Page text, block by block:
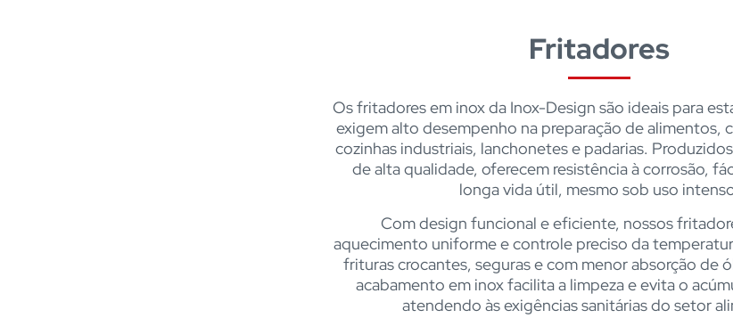
Fritadores
Os fritadores em inox da Inox-Design são ideais para
exigem alto desempenho na preparação de alimentos,
cozinhas industriais, lanchonetes e padarias.
de alta qualidade, oferecem resistência à corrosão,
longa vida útil, mesmo sob uso
Com design funcional e eficiente, nossos
aquecimento uniforme e controle preciso da
frituras crocantes, seguras e com menor absorção de
acabamento em inox facilita a limpeza e evita o
atendendo às exigências sanitárias do setor